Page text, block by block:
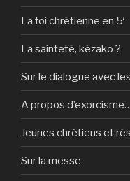
La foi chrétienne en 5′
La sainteté, kézako ?
Sur le dialogue avec
A propos
Jeunes chrétiens et
Sur la messe